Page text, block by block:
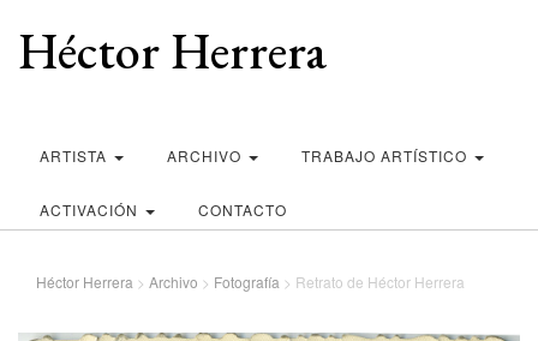
Héctor Herrera
ARTISTA ARCHIVO TRABAJO ARTÍSTICO
ACTIVACIÓN CONTACTO
Héctor Herrera > Archivo > Fotografía > Retrato de Héctor Herrera